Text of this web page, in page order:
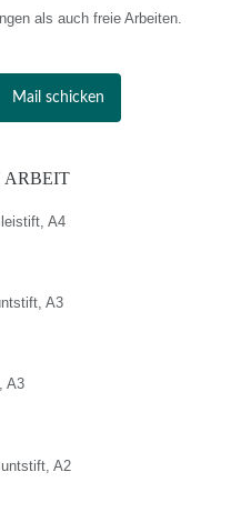
als auch freie Arbeiten.
Mail schicken
ARBEIT
A4
A3
A3
A2